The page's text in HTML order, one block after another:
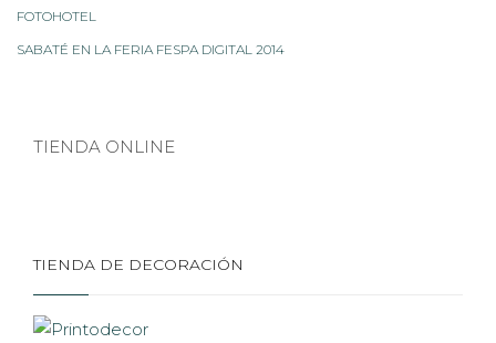
FOTOHOTEL
SABATÉ EN LA FERIA FESPA DIGITAL 2014
TIENDA ONLINE
TIENDA DE DECORACIÓN